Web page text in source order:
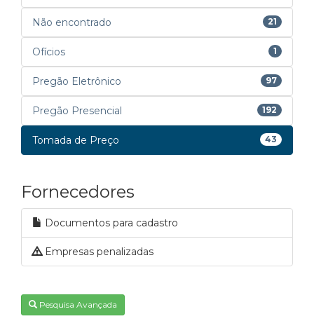
Não encontrado 21
Ofícios 1
Pregão Eletrônico 97
Pregão Presencial 192
Tomada de Preço 43
Fornecedores
Documentos para cadastro
Empresas penalizadas
Pesquisa Avançada